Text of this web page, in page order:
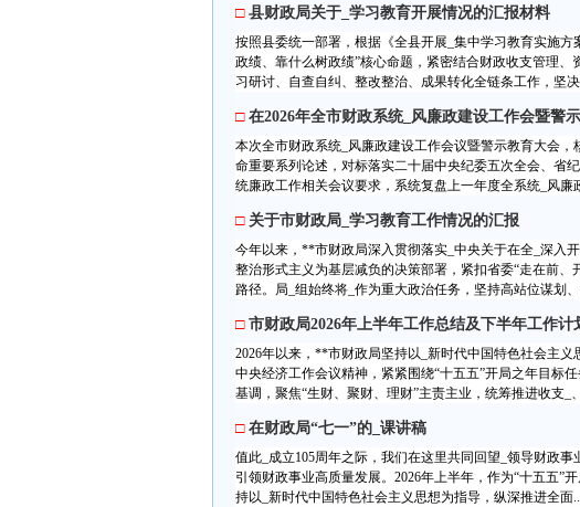
□ 县财政局关于_学习教育开展情况的汇报材料
按照县委统一部署，根据《全县开展_集中学习教育实施
政绩、靠什么树政绩”核心命题，紧密结合财政收支管理
习研讨、自查自纠、整改整治、成果转化全链条工作，坚
□ 在2026年全市财政系统_风廉政建设工作会暨警
本次全市财政系统_风廉政建设工作会议暨警示教育大会
命重要系列论述，对标落实二十届中央纪委五次全会、省
统廉政工作相关会议要求，系统复盘上一年度全系统_风
□ 关于市财政局_学习教育工作情况的汇报
今年以来，**市财政局深入贯彻落实_中央关于在全_深入
整治形式主义为基层减负的决策部署，紧扣省委“走在前、
路径。局_组始终将_作为重大政治任务，坚持高站位谋划
□ 市财政局2026年上半年工作总结及下半年工作计
2026年以来，**市财政局坚持以_新时代中国特色社会主
中央经济工作会议精神，紧紧围绕“十五五”开局之年目标
基调，聚焦“生财、聚财、理财”主责主业，统筹推进收支_
□ 在财政局“七一”的_课讲稿
值此_成立105周年之际，我们在这里共同回望_领导财政
引领财政事业高质量发展。2026年上半年，作为“十五五”
持以_新时代中国特色社会主义思想为指导，纵深推进全面